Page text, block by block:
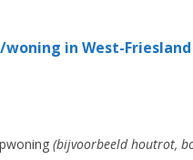
in West-Friesland
(bijvoorbeeld houtrot,